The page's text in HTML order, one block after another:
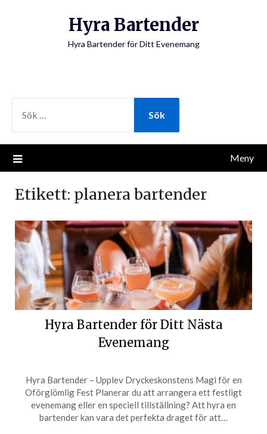
Hyra Bartender
Hyra Bartender för Ditt Evenemang
EFTER:
Meny
Etikett: planera bartender
Hyra Bartender för Ditt Nästa
Evenemang
Hyra Bartender – Upplev Dryckeskonstens Magi för en
Oförglömlig Fest Planerar du att arrangera ett festligt
evenemang eller en speciell tillställning? Att hyra en
bartender kan vara det perfekta draget för att…